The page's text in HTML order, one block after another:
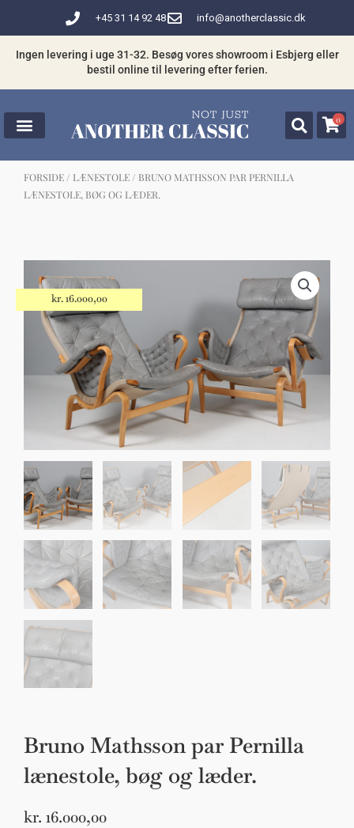
indholdet
+45 31 14 92 48 info@anotherclassic.dk
Ingen levering i uge 31-32. Besøg vores showroom i Esbjerg eller
bestil online til levering efter ferien.
0
FORSIDE / LÆNESTOLE / BRUNO MATHSSON PAR PERNILLA
LÆNESTOLE, BØG OG LÆDER.
have din interesse?
Sko til Arne Jacobsen stole
Stole
DKK 100,00
kr.16.000,00
Bruno Mathsson par Pernilla
lænestole, bøg og læder.
kr. 16.000,00